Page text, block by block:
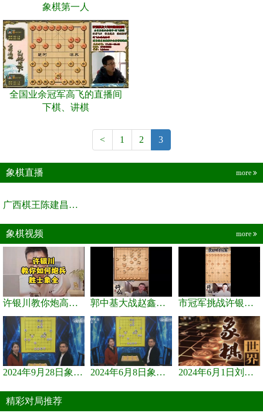
象棋第一人
全国业余冠军高飞的直播间
下棋、讲棋
< 1 2 3
象棋直播 more
广西棋王陈建昌直播间
象棋视频 more
许银川教你炮高兵士象全如何赢士象全，简单四步即可 郭中基大战赵鑫鑫，许银川激情讲解 市冠军挑战许银川，急进中兵变化真激烈！
2024年9月28日象棋世界栏目，刘君、蒋川讲解了第九届杨官璘杯象棋... 2024年6月8日象棋世界，刘君、蒋川讲解了第九届杨官璘杯全国象棋... 2024年6月1日刘君、蒋川讲解第三届上海杯象棋大师赛谢靖与李少庚...
精彩对局推荐